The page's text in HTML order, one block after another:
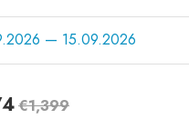
€1,399